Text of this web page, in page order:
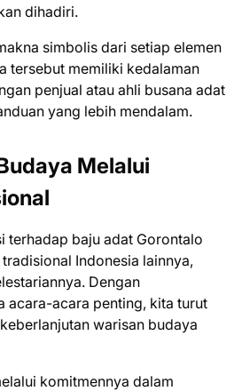
dihadiri.
simbolis dari setiap elemen
tersebut memiliki kedalaman
penjual atau ahli busana adat
yang lebih mendalam.
Melalui
terhadap baju adat Gorontalo
Indonesia lainnya,
Dengan
acara-acara penting, kita turut
warisan budaya
komitmennya dalam